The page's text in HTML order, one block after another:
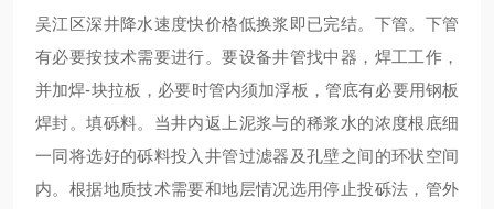
吴江区深井降水速度快价格低换浆即已完结。下管。下管
有必要按技术需要进行。要设备井管找中器，焊工工作，
并加焊-块拉板，必要时管内须加浮板，管底有必要用钢板
焊封。填砾料。当井内返上泥浆与的稀浆水的浓度根底细
一同将选好的砾料投入井管过滤器及孔壁之间的环状空间
内。根据地质技术需要和地层情况选用停止投砾法，管外